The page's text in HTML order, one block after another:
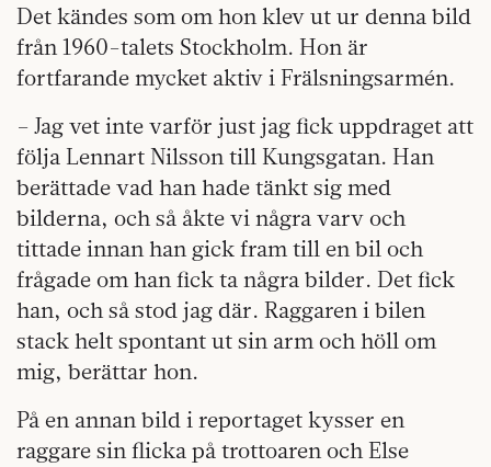
Det kändes som om hon klev ut ur denna bild
från 1960-talets Stockholm. Hon är
fortfarande mycket aktiv i Frälsningsarmén.
– Jag vet inte varför just jag fick uppdraget att
följa Lennart Nilsson till Kungsgatan. Han
berättade vad han hade tänkt sig med
bilderna, och så åkte vi några varv och
tittade innan han gick fram till en bil och
frågade om han fick ta några bilder. Det fick
han, och så stod jag där. Raggaren i bilen
stack helt spontant ut sin arm och höll om
mig, berättar hon.
På en annan bild i reportaget kysser en
raggare sin flicka på trottoaren och Else